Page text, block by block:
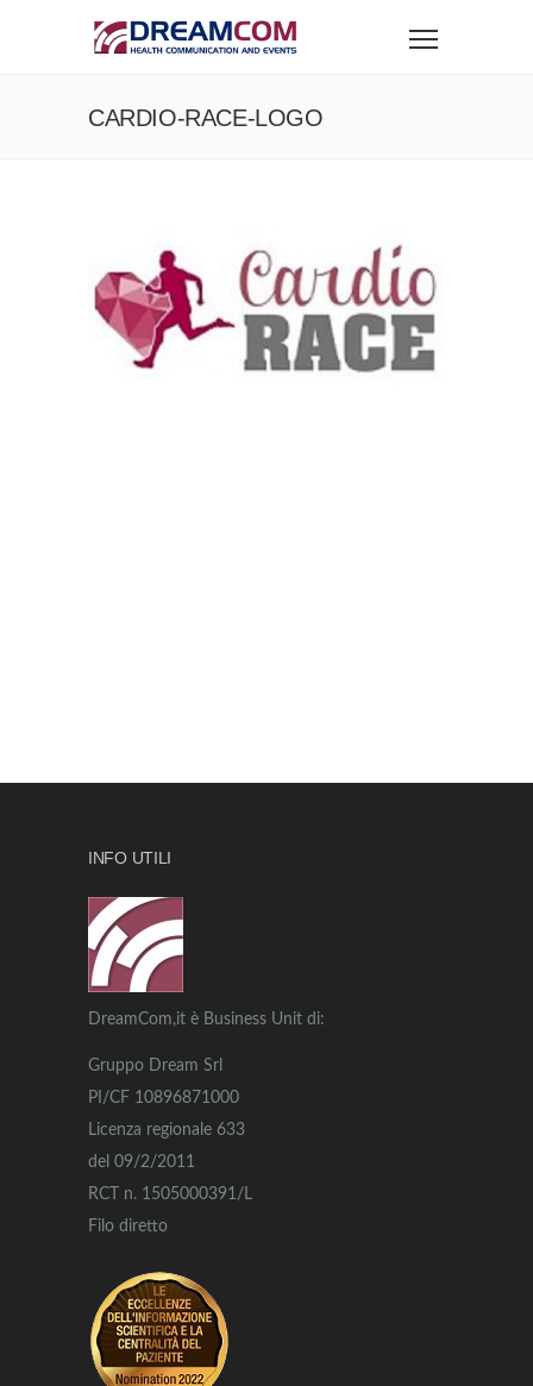
CARDIO-RACE-LOGO
INFO UTILI
DreamCom,it è Business Unit di:
Gruppo Dream Srl
PI/CF 10896871000
Licenza regionale 633
del 09/2/2011
RCT n. 1505000391/L
Filo diretto